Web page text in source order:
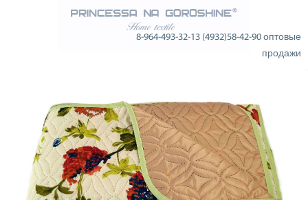
8-964-493-32-13 (4932)58-42-90 оптовые
продажи